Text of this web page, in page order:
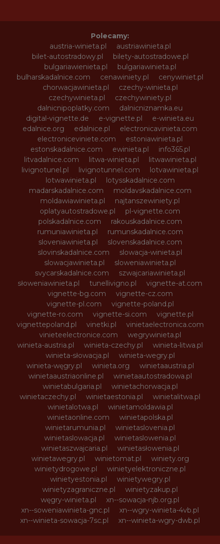
Polecamy:
austria-winieta.pl
austriawinieta.pl
bilet-autostradowy.pl
bilety-autostradowe.pl
bulgariawienieta.pl
bulgariawinieta.pl
bulharskadalnice.com
cenawiniety.pl
cenywiniet.pl
chorwacjawinieta.pl
czechy-winieta.pl
czechywinieta.pl
czechywiniety.pl
dalnicnipoplatky.com
dalnicniznamka.eu
digital-vignette.de
e-vignette.pl
e-winieta.eu
edalnice.org
edalnice.pl
electronicavinieta.com
electroniceviniete.com
estoniawinieta.pl
estonskadalnice.com
ewinieta.pl
info365.pl
litvadalnice.com
litwa-winieta.pl
litwawinieta.pl
livignotunel.pl
livignotunnel.com
lotvawinieta.pl
lotwawinieta.pl
lotysskadalnice.com
madarskadalnice.com
moldavskadalnice.com
moldawiawinieta.pl
najtanszewiniety.pl
oplatyautostradowe.pl
pl-vignette.com
polskadalnice.com
rakouskadalnice.com
rumuniawinieta.pl
rumunskadalnice.com
sloveniawinieta.pl
slovenskadalnice.com
slovinskadalnice.com
slowacja-winieta.pl
slowacjawinieta.pl
sloweniawinieta.pl
svycarskadalnice.com
szwajcariawinieta.pl
słoweniawinieta.pl
tunellivigno.pl
vignette-at.com
vignette-bg.com
vignette-cz.com
vignette-pl.com
vignette-poland.pl
vignette-ro.com
vignette-si.com
vignette.pl
vignettepoland.pl
vinetki.pl
vinietaelectronica.com
vinieteelectronice.com
wegrywinieta.pl
winieta-austria.pl
winieta-czechy.pl
winieta-litwa.pl
winieta-słowacja.pl
winieta-wegry.pl
winieta-węgry.pl
winieta.org
winietaaustria.pl
winietaaustriaonline.pl
winietaautostradowa.pl
winietabulgaria.pl
winietachorwacja.pl
winietaczechy.pl
winietaestonia.pl
winietalitwa.pl
winietalotwa.pl
winietamoldawia.pl
winietaonline.com
winietapolska.pl
winietarumunia.pl
winietaslovenia.pl
winietaslowacja.pl
winietaslowenia.pl
winietaszwajcaria.pl
winietasłowenia.pl
winietawegry.pl
winietomat.pl
winiety.org
winietydrogowe.pl
winietyelektroniczne.pl
winietyestonia.pl
winietywegry.pl
winietyzagraniczne.pl
winietyzakup.pl
węgry-winieta.pl
xn--sowacja-njb.org.pl
xn--soweniawinieta-gnc.pl
xn--wgry-winieta-4vb.pl
xn--winieta-sowacja-7sc.pl
xn--winieta-wgry-dwb.pl